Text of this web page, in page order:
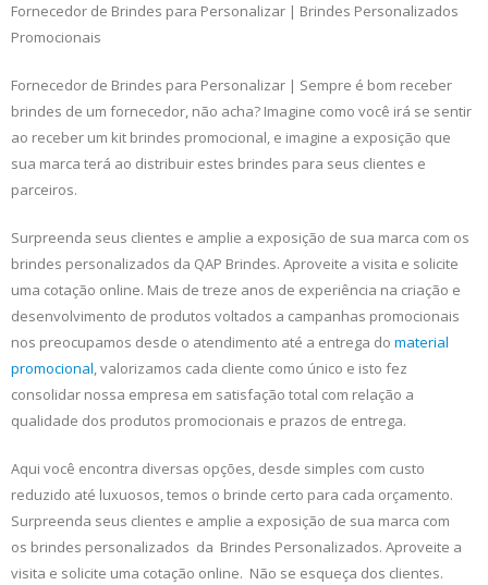
Fornecedor de Brindes para Personalizar | Brindes Personalizados
Promocionais
Fornecedor de Brindes para Personalizar | Sempre é bom receber
brindes de um fornecedor, não acha? Imagine como você irá se sentir
ao receber um kit brindes promocional, e imagine a exposição que
sua marca terá ao distribuir estes brindes para seus clientes e
parceiros.
Surpreenda seus clientes e amplie a exposição de sua marca com os
brindes personalizados da QAP Brindes. Aproveite a visita e solicite
uma cotação online. Mais de treze anos de experiência na criação e
desenvolvimento de produtos voltados a campanhas promocionais
nos preocupamos desde o atendimento até a entrega do material
promocional, valorizamos cada cliente como único e isto fez
consolidar nossa empresa em satisfação total com relação a
qualidade dos produtos promocionais e prazos de entrega.
Aqui você encontra diversas opções, desde simples com custo
reduzido até luxuosos, temos o brinde certo para cada orçamento.
Surpreenda seus clientes e amplie a exposição de sua marca com
os brindes personalizados da Brindes Personalizados. Aproveite a
visita e solicite uma cotação online. Não se esqueça dos clientes.